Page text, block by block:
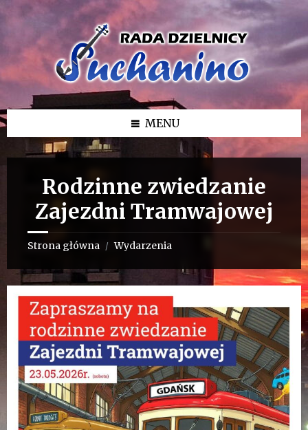
Przejdź
Przejdź
bocznego
Przejdź
MENU
Rodzinne zwiedzanie
Zajezdni Tramwajowej
Strona główna / Wydarzenia